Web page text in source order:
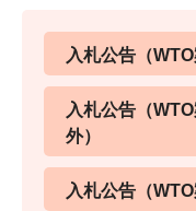
入札公告（WTO
入札公告（
外）
入札公告（